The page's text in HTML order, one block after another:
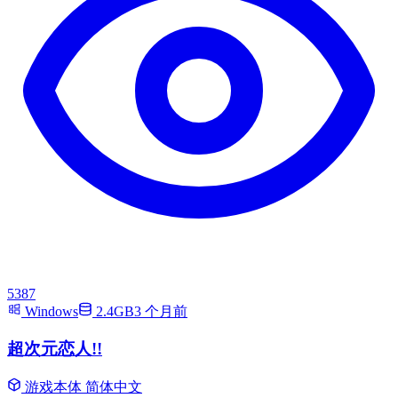
5387
Windows
2.4GB3 个月前
超次元恋人!!
游戏本体 简体中文